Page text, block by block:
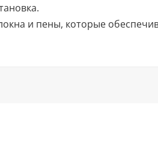
и пены, которые